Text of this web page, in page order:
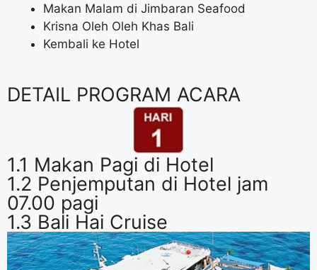
Makan Malam di Jimbaran Seafood
Krisna Oleh Oleh Khas Bali
Kembali ke Hotel
DETAIL PROGRAM ACARA
1.1 Makan Pagi di Hotel
1.2 Penjemputan di Hotel jam
07.00 pagi
1.3 Bali Hai Cruise